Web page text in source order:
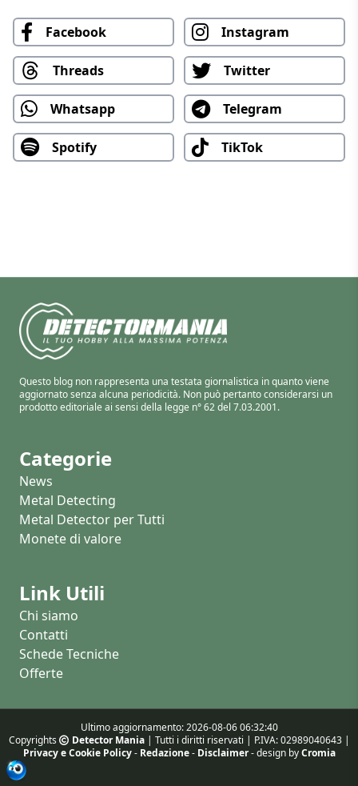
Facebook Instagram
Threads Twitter
Whatsapp Telegram
Spotify TikTok
Questo blog non rappresenta una testata giornalistica in quanto viene
aggiornato senza alcuna periodicità. Non può pertanto considerarsi un
prodotto editoriale ai sensi della legge n° 62 del 7.03.2001.
Categorie
News
Metal Detecting
Metal Detector per Tutti
Monete di valore
Link Utili
Chi siamo
Contatti
Schede Tecniche
Offerte
Ultimo aggiornamento: 2026-08-06 06:32:40
Copyrights
Detector Mania| Tutti i diritti riservati | P.IVA: 02989040643 |
Privacy e Cookie Policy- Redazione- Disclaimer- design byCromia